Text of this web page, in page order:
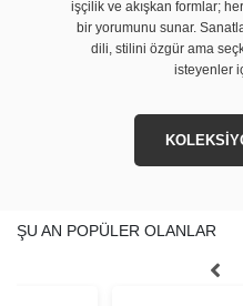
işçilik ve akışkan formlar;
bir yorumunu sunar.
dili, stilini özgür ama
isteyenler
ŞU AN POPÜLER OLANLAR